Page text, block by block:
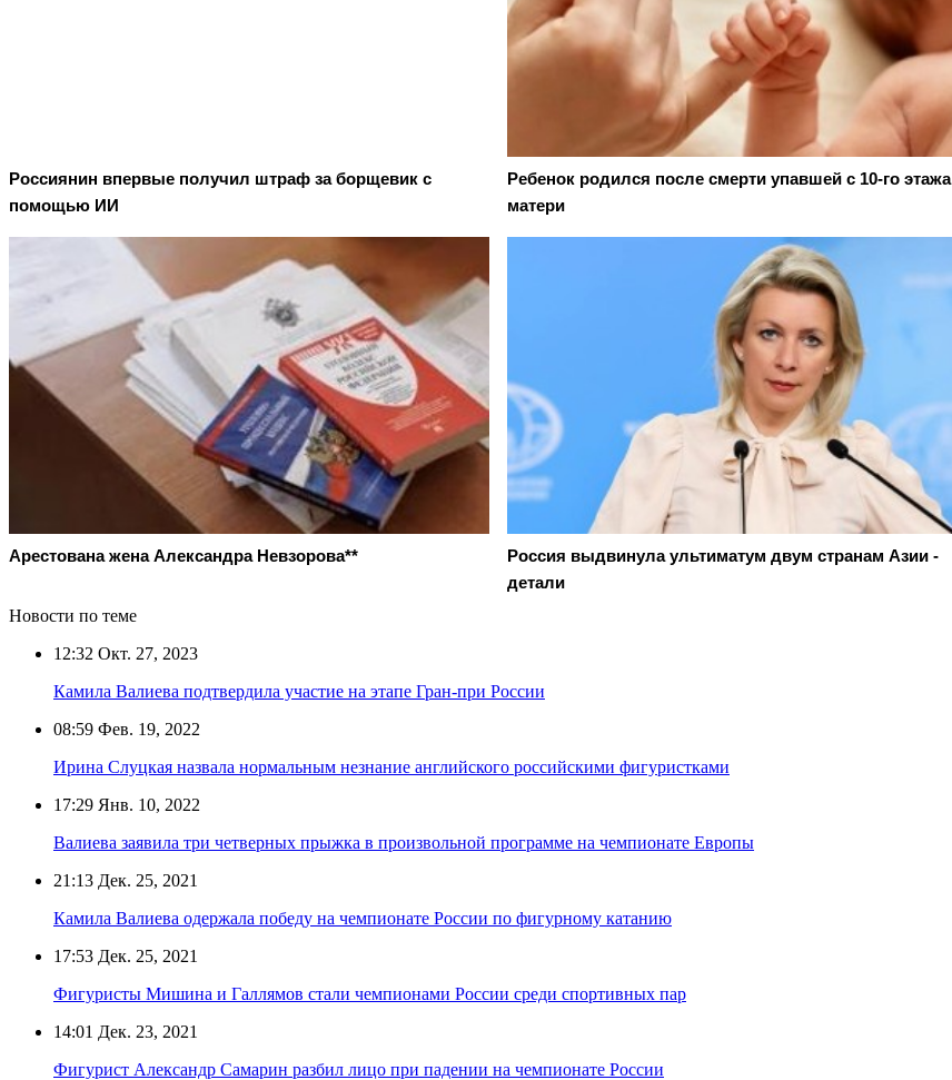
Россиянин впервые получил штраф за борщевик с
помощью ИИ
Ребенок родился после смерти упавшей с 10-го этажа
матери
Арестована жена Александра Невзорова**
Россия выдвинула ультиматум двум странам Азии -
детали
Новости по теме
12:32 Окт. 27, 2023
Камила Валиева подтвердила участие на этапе Гран-при России
08:59 Фев. 19, 2022
Ирина Слуцкая назвала нормальным незнание английского российскими фигуристками
17:29 Янв. 10, 2022
Валиева заявила три четверных прыжка в произвольной программе на чемпионате Европы
21:13 Дек. 25, 2021
Камила Валиева одержала победу на чемпионате России по фигурному катанию
17:53 Дек. 25, 2021
Фигуристы Мишина и Галлямов стали чемпионами России среди спортивных пар
14:01 Дек. 23, 2021
Фигурист Александр Самарин разбил лицо при падении на чемпионате России